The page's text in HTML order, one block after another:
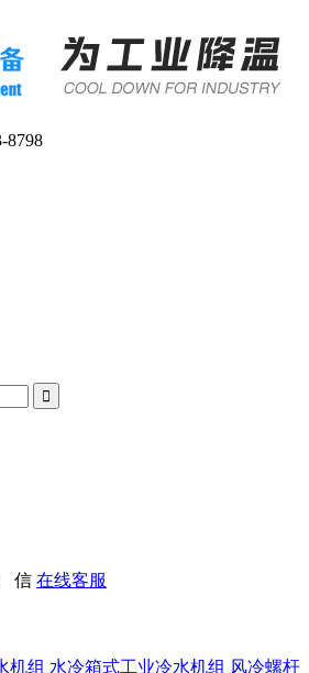
8798

信 在线客服
机组 水冷箱式工业冷水机组 风冷螺杆